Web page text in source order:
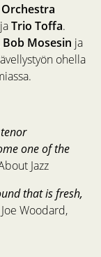
Orchestra
jaTrio Toffa.
Bob Mosesin ja
ohella
one of the
Jazz
that is fresh,
Woodard,